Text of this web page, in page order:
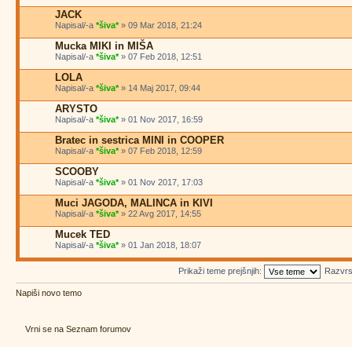
JACK
Napisal/-a *šiva*» 09 Mar 2018, 21:24
Mucka MIKI in MIŠA
Napisal/-a *šiva*» 07 Feb 2018, 12:51
LOLA
Napisal/-a *šiva*» 14 Maj 2017, 09:44
ARYSTO
Napisal/-a *šiva*» 01 Nov 2017, 16:59
Bratec in sestrica MINI in COOPER
Napisal/-a *šiva*» 07 Feb 2018, 12:59
SCOOBY
Napisal/-a *šiva*» 01 Nov 2017, 17:03
Muci JAGODA, MALINCA in KIVI
Napisal/-a *šiva*» 22 Avg 2017, 14:55
Mucek TED
Napisal/-a *šiva*» 01 Jan 2018, 18:07
Prikaži teme prejšnjih:
Napiši novo temo
Vrni se na Seznam forumov